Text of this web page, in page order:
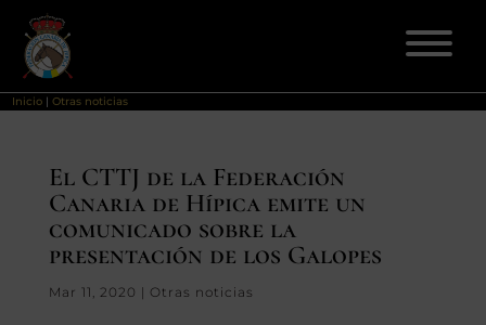
FEDERACIÓN
LICENCIAS
Inicio |Otras noticias
El CTTJ de la Federación
Canaria de Hípica emite un
comunicado sobre la
presentación de los Galopes
Mar 11, 2020 | Otras noticias